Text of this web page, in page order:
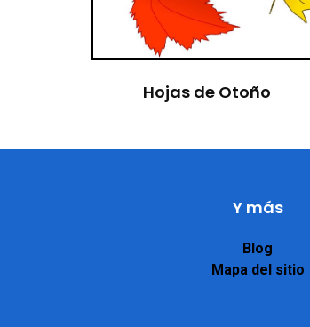
Hojas de Otoño
Y más
Blog
Mapa del sitio